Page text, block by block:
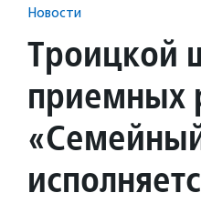
Новости
Троицкой
приемных